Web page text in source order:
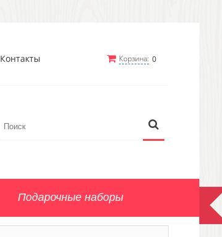
Корзина: 0
Контакты
Подарочные наборы